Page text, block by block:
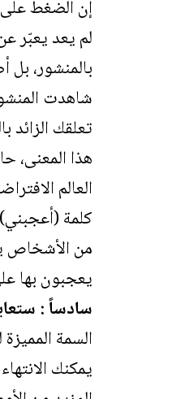
إن الضغط
لم يعد يعبّر
بالمنشور، بل
شاهدت
تعلقك
هذا المعنى،
العالم
كلمة
من الأشخاص
يعجبون بها
سادساً :
السمة
يمكنك